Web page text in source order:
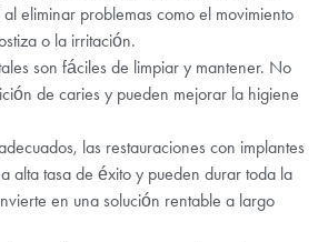
eliminar problemas como el movimiento
o la irritación.
son fáciles de limpiar y mantener. No
de caries y pueden mejorar la higiene
las restauraciones con implantes
alta tasa de éxito y pueden durar toda la
en una solución rentable a largo